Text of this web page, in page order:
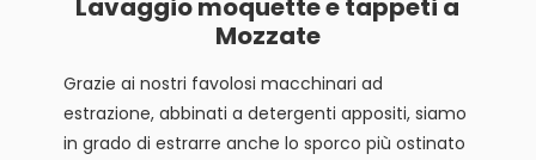
Lavaggio moquette e tappeti a
Mozzate
Grazie ai nostri favolosi macchinari ad
estrazione, abbinati a detergenti appositi, siamo
in grado di estrarre anche lo sporco più ostinato